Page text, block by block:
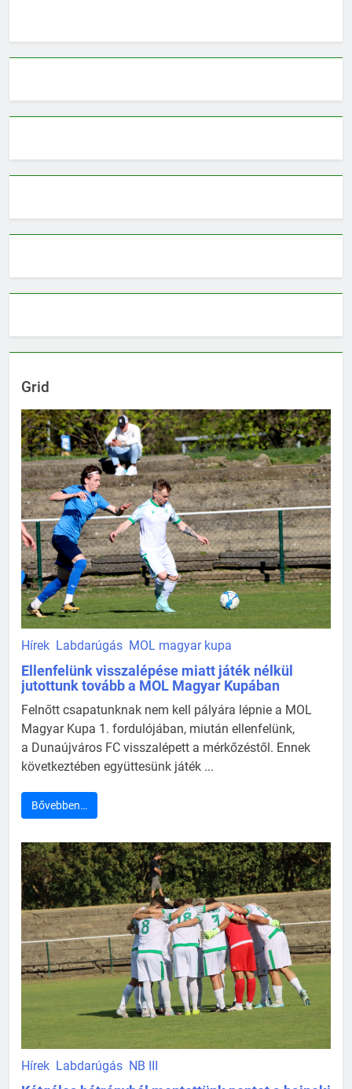
Grid
Hírek Labdarúgás MOL magyar kupa
Ellenfelünk visszalépése miatt játék nélkül
jutottunk tovább a MOL Magyar Kupában
Felnőtt csapatunknak nem kell pályára lépnie a MOL
Magyar Kupa 1. fordulójában, miután ellenfelünk,
a Dunaújváros FC visszalépett a mérkőzéstől. Ennek
következtében együttesünk játék ...
Bővebben…
Hírek Labdarúgás NB III